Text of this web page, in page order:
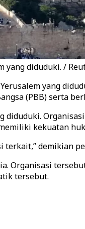
yang diduduki. /
yang
(PBB) serta
diduduki.
kekuatan
demikian
Organisasi
tersebut.